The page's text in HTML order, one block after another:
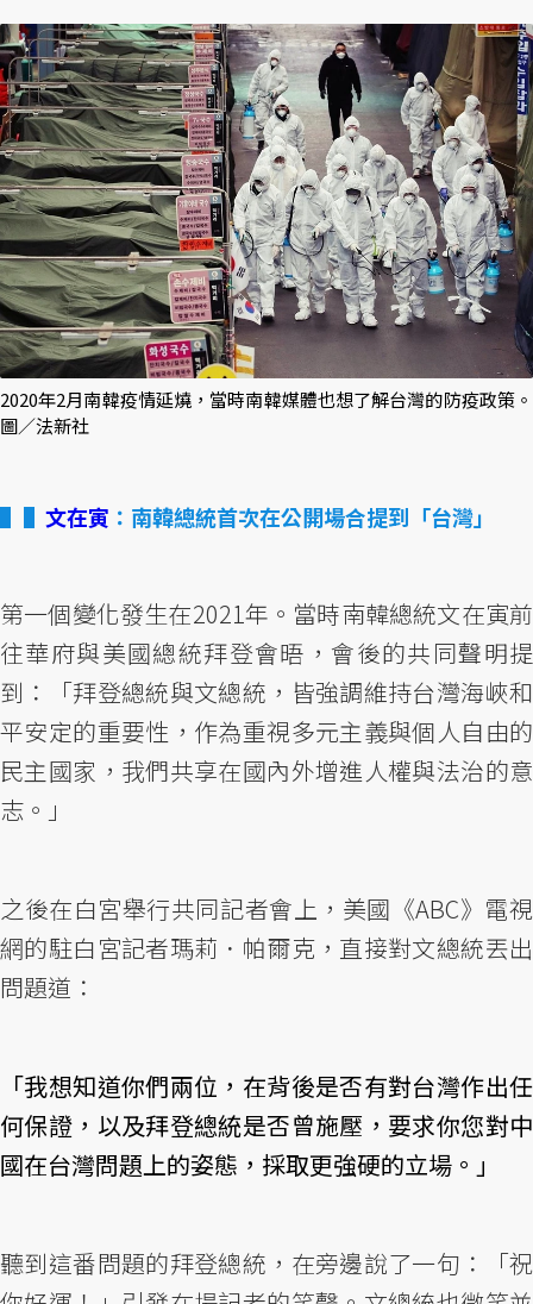
2020年2月南韓疫情延燒，當時南韓媒體也想了解台灣的防疫政策。
圖／法新社
▌ 文在寅 ：南韓總統首次在公開場合提到「台灣」
第一個變化發生在2021年。當時南韓總統文在寅前
往華府與美國總統拜登會晤，會後的共同聲明提
到：「拜登總統與文總統，皆強調維持台灣海峽和
平安定的重要性，作為重視多元主義與個人自由的
民主國家，我們共享在國內外增進人權與法治的意
志。」
之後在白宮舉行共同記者會上，美國《ABC》電視
網的駐白宮記者瑪莉．帕爾克，直接對文總統丟出
問題道：
「我想知道你們兩位，在背後是否有對台灣作出任
何保證，以及拜登總統是否曾施壓，要求你您對中
國在台灣問題上的姿態，採取更強硬的立場。」
聽到這番問題的拜登總統，在旁邊說了一句：「祝